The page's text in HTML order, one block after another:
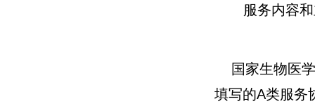
服务内容
国家生物医
填写的A类服务